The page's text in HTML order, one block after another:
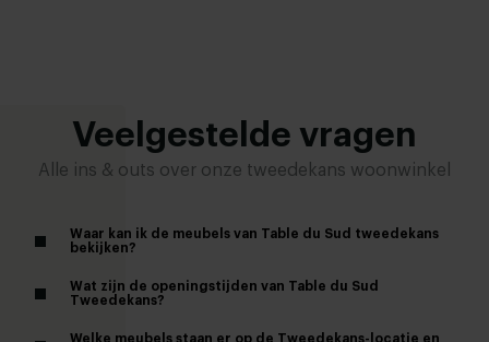
Veelgestelde vragen
Alle ins & outs over onze tweedekans woonwinkel
Waar kan ik de meubels van Table du Sud tweedekans
bekijken?
Wat zijn de openingstijden van Table du Sud
Tweedekans?
Welke meubels staan er op de Tweedekans-locatie en